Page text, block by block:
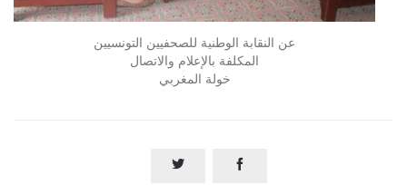
عن النقابة الوطنية للصحفيين التونسيين
المكلفة بالإعلام والاتصال
خولة المغربي

